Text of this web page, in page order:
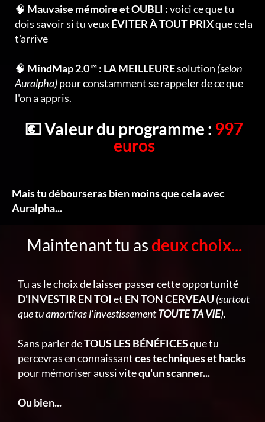
🧠 Mauvaise mémoire et OUBLI :voici ce que tu
dois savoir si tu veuxÉVITER À TOUT PRIXque cela
t'arrive
🧠 MindMap 2.0™ : LA MEILLEUREsolution (selon
Auralpha)pour constamment se rappeler de ce que
l'on a appris.
💶 Valeur du programme : 997
euros
Mais tu débourseras bien moins que cela avec
Auralpha...
Maintenant tu asdeux choix...
Tu as le choix de laisser passer cette opportunité
D'INVESTIR EN TOI et EN TON CERVEAU (surtout
que tu amortiras l'investissementTOUTE TA VIE).
Sans parler deTOUS LES BÉNÉFICESque tu
percevras en connaissantces techniques et hacks
pour mémoriser aussi vitequ'un scanner...
Ou bien...